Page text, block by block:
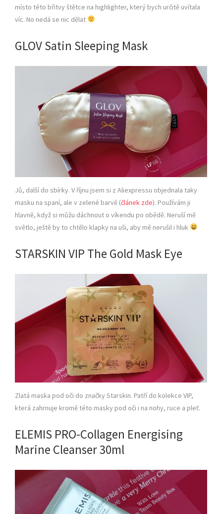
místo této břitvy štětce na highlighter, který bych určitě uvítala
víc. No nedá se nic dělat
GLOV Satin Sleeping Mask
Jů, další do sbírky. V říjnu jsem si z Aliexpressu objednala taky
masku na spaní, ale v zelené barvě (článek zde). Používám ji
hlavně, když si můžu dáchnout o víkendu po obědě. Neruší mě
světlo, ještě by to chtělo klapky na uši, aby mě nerušil i hluk
STARSKIN VIP The Gold Mask Eye
Zlatá maska pod oči do značky Starskin. Patří do kolekce VIP,
která zahrnuje kromě této masky pod oči i na nohy, ruce a pleť.
ELEMIS PRO-Collagen Energising
Marine Cleanser 30ml